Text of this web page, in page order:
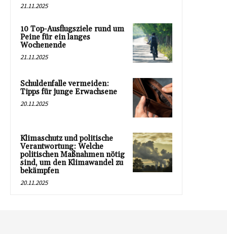
21.11.2025
10 Top-Ausflugsziele rund um
Peine für ein langes
Wochenende
21.11.2025
Schuldenfalle vermeiden:
Tipps für junge Erwachsene
20.11.2025
Klimaschutz und politische
Verantwortung: Welche
politischen Maßnahmen nötig
sind, um den Klimawandel zu
bekämpfen
20.11.2025